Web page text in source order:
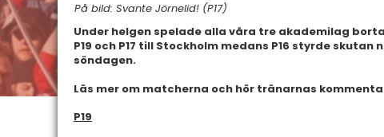
På bild: Svante Jörnelid! (P17)
Under helgen spelade alla våra tre akademilag
P19 och P17 till Stockholm medans P16 styrde
söndagen.
Läs mer om matcherna och hör tränarnas
P19